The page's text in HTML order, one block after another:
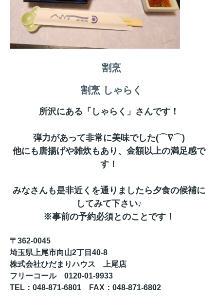
割烹
割烹 しゃらく
所沢にある「しゃらく」さんです！
弾力があって非常に美味でした(⌒∇⌒)
他にも唐揚げや雑炊もあり、金額以上の満足感で
す！
みなさんも是非近くを通りましたら夕食の候補に
してみて下さい♪
※事前の予約必須とのことです！
〒362-0045
埼玉県上尾市向山2丁目40-8
株式会社ひだまりハウス 上尾店
フリーコール 0120-01-9933
TEL ：048-871-6801 FAX ： 048-871-6802